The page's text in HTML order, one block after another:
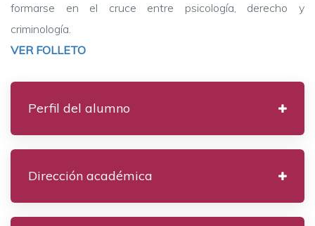
formarse en el cruce entre psicología, derecho y
criminología.
VER FOLLETO
Perfil del alumno
Dirección académica